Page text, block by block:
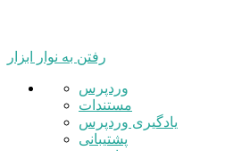
رفتن به نوار ابزار
درباره
وردپرس
وردپرس
مستندات
یادگیری وردپرس
پشتیبانی